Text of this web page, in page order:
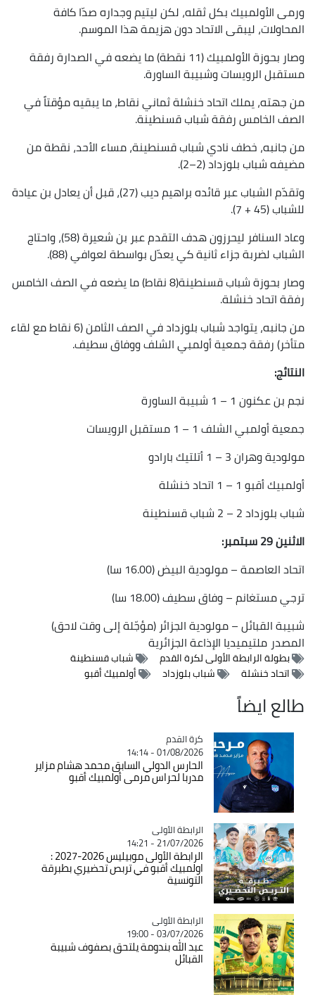
ورمى الأولمبيك بكل ثقله، لكن ليتيم وجداره صدّا كافة
المحاولات، ليبقى الاتحاد دون هزيمة هذا الموسم.
وصار بحوزة الأولمبيك (11 نقطة) ما يضعه في الصدارة رفقة
مستقبل الرويسات وشبيبة الساورة.
من جهته، يملك اتحاد خنشلة ثماني نقاط، ما يبقيه مؤقتاً في
الصف الخامس رفقة شباب قسنطينة.
من جانبه، خطف نادي شباب قسنطينة، مساء الأحد، نقطة من
مضيفه شباب بلوزداد (2–2).
وتقدّم الشباب عبر قائده براهيم ديب (27)، قبل أن يعادل بن عيادة
للشباب (45 + 7).
وعاد السنافر ليحرزون هدف التقدم عبر بن شعيرة (58)، واحتاج
الشباب لضربة جزاء ثانية كي يعدّل بواسطة لعوافي (88).
وصار بحوزة شباب قسنطينة(8 نقاط) ما يضعه في الصف الخامس
رفقة اتحاد خنشلة.
من جانبه، يتواجد شباب بلوزداد في الصف الثامن (6 نقاط مع لقاء
متأخر) رفقة جمعية أولمبي الشلف ووفاق سطيف.
النتائج:
نجم بن عكنون 1 – 1 شبيبة الساورة
جمعية أولمبي الشلف 1 – 1 مستقبل الرويسات
مولودية وهران 3 – 1 أتلتيك بارادو
أولمبيك أقبو 1 – 1 اتحاد خنشلة
شباب بلوزداد 2 – 2 شباب قسنطينة
الاثنين 29 سبتمبر:
اتحاد العاصمة – مولودية البيض (16.00 سا)
ترجي مستغانم – وفاق سطيف (18.00 سا)
شبيبة القبائل – مولودية الجزائر (مؤجّلة إلى وقت لاحق)
المصدرملتيميديا الإذاعة الجزائرية
بطولة الرابطة الأولى لكرة القدم
شباب قسنطينة
اتحاد خنشلة
شباب بلوزداد أولمبيك أقبو
طالع ايضاً
Catégorie
كرة القدم
01/08/2026 - 14:14
الحارس الدولي السابق محمد هشام مزاير
مدربا لحراس مرمى أولمبيك أقبو
Catégorie
الرابطة الأولى
21/07/2026 - 14:21
الرابطة الأولى موبيليس 2026-2027 :
اولمبيك أقبو في تربص تحضيري بطبرقة
التونسية
Catégorie
الرابطة الأولى
03/07/2026 - 19:00
عبد الله بندومة يلتحق بصفوف شبيبة
القبائل